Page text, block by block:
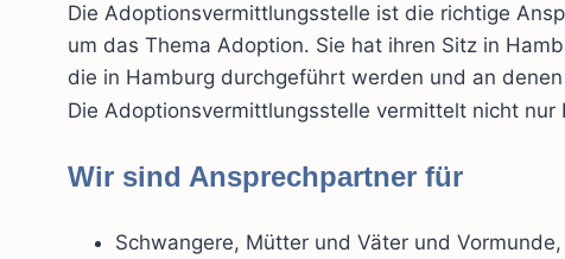
Die Adoptionsvermittlungsstelle ist die richtige
um das Thema Adoption. Sie hat ihren Sitz in
die in Hamburg durchgeführt werden und an
Die Adoptionsvermittlungsstelle vermittelt nicht
Wir sind Ansprechpartner für
Schwangere, Mütter und Väter und